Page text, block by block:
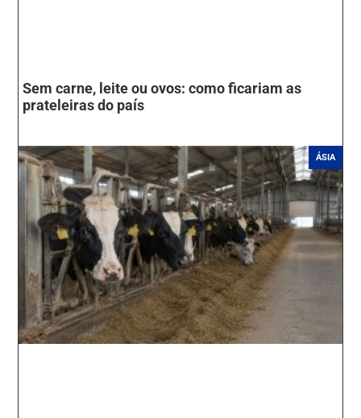
Sem carne, leite ou ovos: como ficariam as
prateleiras do país
ÁSIA